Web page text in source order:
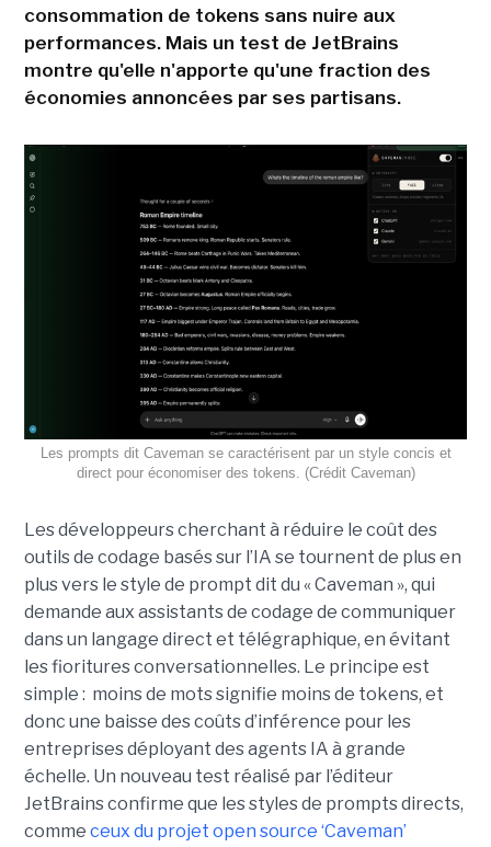
consommation de tokens sans nuire aux
performances. Mais un test de JetBrains
montre qu'elle n'apporte qu'une fraction des
économies annoncées par ses partisans.
Les prompts dit Caveman se caractérisent par un style concis et
direct pour économiser des tokens. (Crédit Caveman)
Les développeurs cherchant à réduire le coût des
outils de codage basés sur l’IA se tournent de plus en
plus vers le style de prompt dit du « Caveman », qui
demande aux assistants de codage de communiquer
dans un langage direct et télégraphique, en évitant
les fioritures conversationnelles. Le principe est
simple : moins de mots signifie moins de tokens, et
donc une baisse des coûts d’inférence pour les
entreprises déployant des agents IA à grande
échelle. Un nouveau test réalisé par l’éditeur
JetBrains confirme que les styles de prompts directs,
comme ceux du projet open source ‘Caveman’